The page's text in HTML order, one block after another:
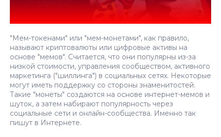
"Мем-токенами" или "мем-монетами", как правило,
называют криптовалюты или цифровые активы на
основе "мемов". Считается, что они популярны из-за
низкой стоимости, управления сообществом, активного
маркетинга ("шиллинга") в социальных сетях. Некоторые
могут иметь поддержку со стороны знаменитостей.
Такие "монеты" создаются на основе интернет-мемов и
шуток, а затем набирают популярность через
социальные сети и онлайн-сообщества. Именно так
пишут в Интернете.